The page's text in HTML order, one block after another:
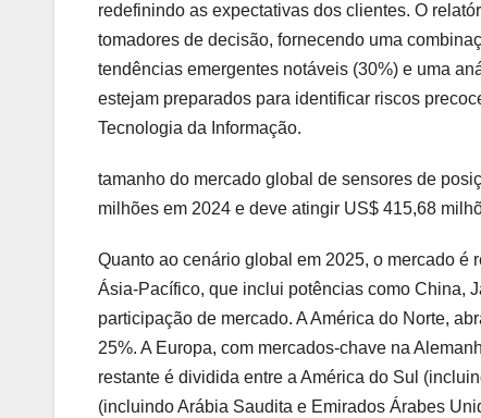
redefinindo as expectativas dos clientes. O
tomadores de decisão, fornecendo uma
tendências emergentes notáveis (30%) e uma
estejam preparados para identificar riscos
Tecnologia da Informação.
tamanho do mercado global de sensores de
milhões em 2024 e deve atingir US$ 415,68
Quanto ao cenário global em 2025, o mercado é
Ásia-Pacífico, que inclui potências como China,
participação de mercado. A América do Norte,
25%. A Europa, com mercados-chave na
restante é dividida entre a América do Sul
(incluindo Arábia Saudita e Emirados Árabes